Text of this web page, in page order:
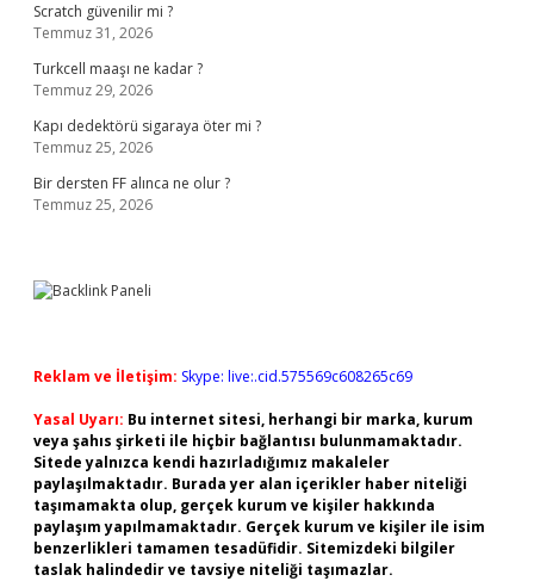
Scratch güvenilir mi ?
Temmuz 31, 2026
Turkcell maaşı ne kadar ?
Temmuz 29, 2026
Kapı dedektörü sigaraya öter mi ?
Temmuz 25, 2026
Bir dersten FF alınca ne olur ?
Temmuz 25, 2026
Reklam ve İletişim: Skype: live:.cid.575569c608265c69
Yasal Uyarı: Bu internet sitesi, herhangi bir marka, kurum
veya şahıs şirketi ile hiçbir bağlantısı bulunmamaktadır.
Sitede yalnızca kendi hazırladığımız makaleler
paylaşılmaktadır. Burada yer alan içerikler haber niteliği
taşımamakta olup, gerçek kurum ve kişiler hakkında
paylaşım yapılmamaktadır. Gerçek kurum ve kişiler ile isim
benzerlikleri tamamen tesadüfidir. Sitemizdeki bilgiler
taslak halindedir ve tavsiye niteliği taşımazlar.